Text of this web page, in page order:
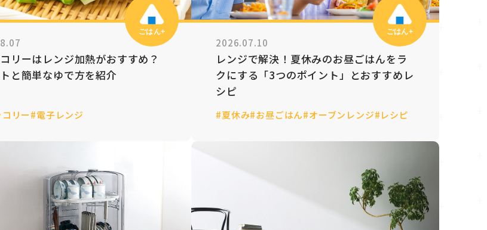
ごはん+
リーはレンジ加熱がおすすめ？
と簡単なゆで方を紹介
リー#電子レンジ
ごはん+
2026.07.10
レンジで解決！夏休みのお昼ごはんをラ
クにする「3つのポイント」とおすすめレ
シピ
#夏休み#お昼ごはん#オーブンレンジ#レシピ